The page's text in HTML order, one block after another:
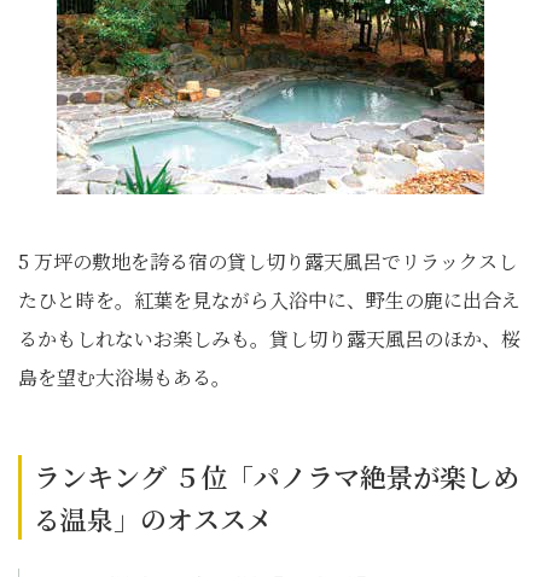
5 万坪の敷地を誇る宿の貸し切り露天風呂でリラックスし
たひと時を。紅葉を見ながら入浴中に、野生の鹿に出合え
るかもしれないお楽しみも。貸し切り露天風呂のほか、桜
島を望む大浴場もある。
ランキング ５位「パノラマ絶景が楽しめ
る温泉」のオススメ